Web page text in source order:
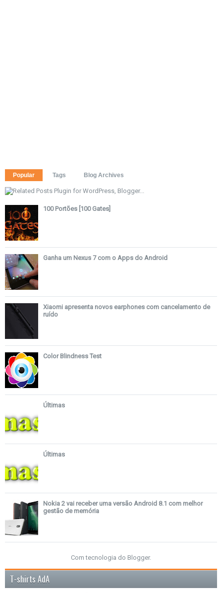
Popular Tags Blog Archives
100 Portões [100 Gates]
Ganha um Nexus 7 com o Apps do Android
Xiaomi apresenta novos earphones com cancelamento de
ruído
Color Blindness Test
Últimas
Últimas
Nokia 2 vai receber uma versão Android 8.1 com melhor
gestão de memória
Com tecnologia do Blogger.
T-shirts AdA